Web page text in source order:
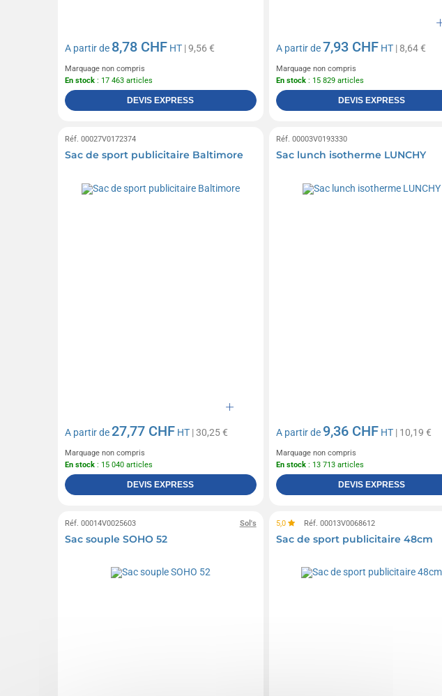
A partir de 8,78 CHF HT | 9,56 €
Marquage non compris
En stock : 17 463 articles
DEVIS EXPRESS
A partir de7,93 CHF HT| 8,64 €
Marquage non compris
En stock: 15 829 articles
DEVIS EXPRESS
Réf. 00027V0172374
Sac de sport publicitaire Baltimore
A partir de27,77 CHF HT | 30,25 €
Marquage non compris
En stock : 15 040 articles
DEVIS EXPRESS
Réf. 00003V0193330
Sac lunch isotherme LUNCHY
A partir de 9,36 CHF HT| 10,19 €
Marquage non compris
En stock: 13 713 articles
DEVIS EXPRESS
Sol's
Réf. 00014V0025603
Sac souple SOHO 52
5,0 Réf. 00013V0068612
Sac de sport publicitaire 48cm